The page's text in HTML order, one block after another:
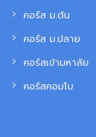
คอร์ส ม.ต้น
คอร์ส ม.ปลาย
คอร์สเข้ามหาลัย
คอร์สคอมโบ